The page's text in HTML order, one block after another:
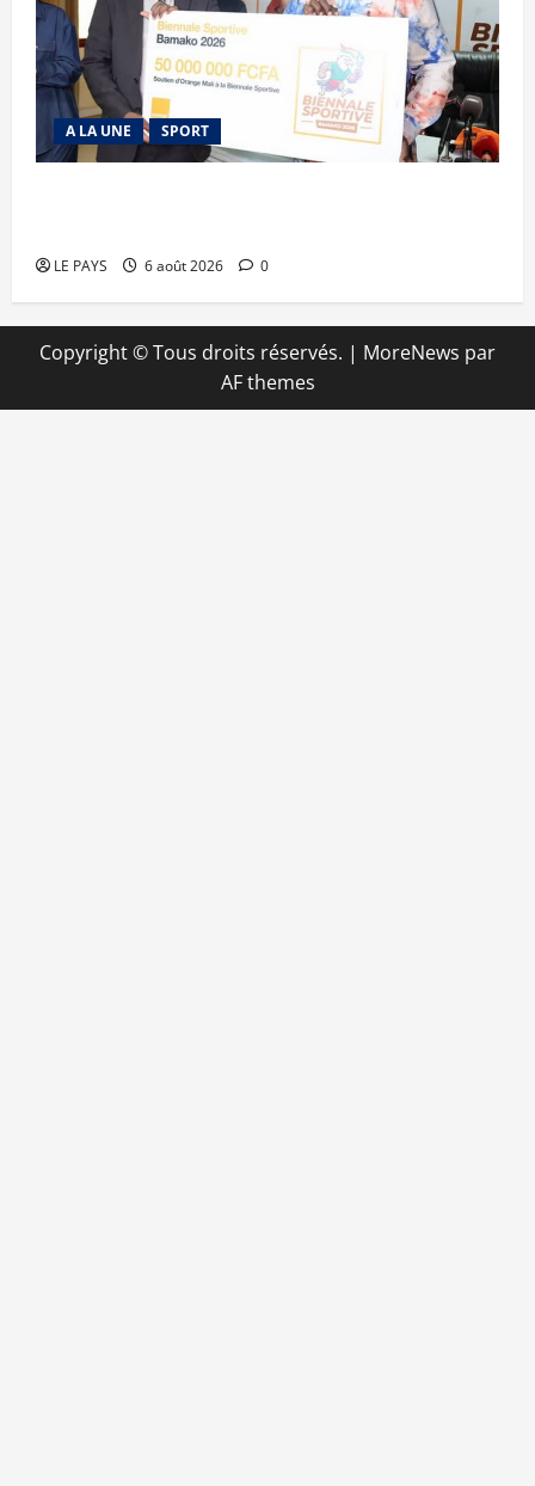
A LA UNE SPORT
LE PAYS 6 août 2026 0
Copyright © Tous droits réservés. | MoreNews par
AF themes